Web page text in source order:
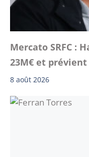
Mercato SRFC :
23M€ et prévient
8 août 2026